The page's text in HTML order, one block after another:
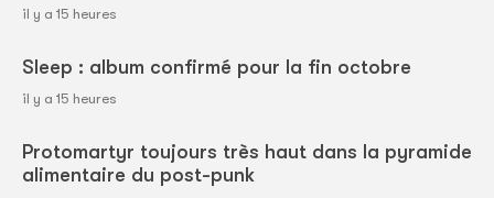
il y a 15 heures
Sleep : album confirmé pour la fin octobre
il y a 15 heures
Protomartyr toujours très haut dans la pyramide
alimentaire du post-punk